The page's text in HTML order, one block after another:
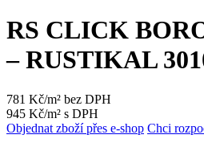
RS CLICK
– RUSTIKAL
781 Kč/m² bez DPH
945 Kč/m² s DPH
Objednat zboží přes e-shop Chci